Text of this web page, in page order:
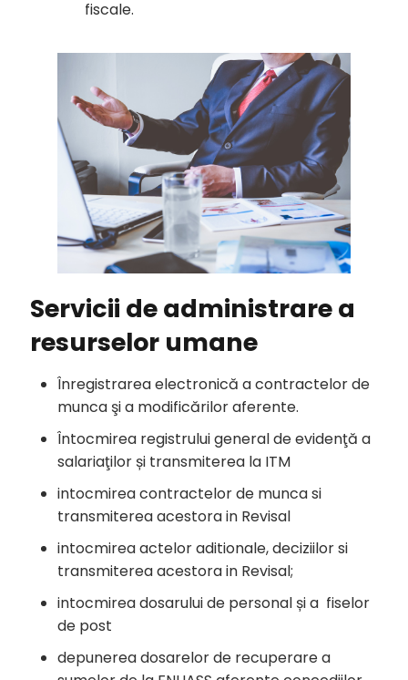
fiscale.
Servicii de administrare a
resurselor umane
Înregistrarea electronică a contractelor de
munca şi a modificărilor aferente.
Întocmirea registrului general de evidenţă a
salariaţilor și transmiterea la ITM
intocmirea contractelor de munca si
transmiterea acestora in Revisal
intocmirea actelor aditionale, deciziilor si
transmiterea acestora in Revisal;
intocmirea dosarului de personal și a fiselor
de post
depunerea dosarelor de recuperare a